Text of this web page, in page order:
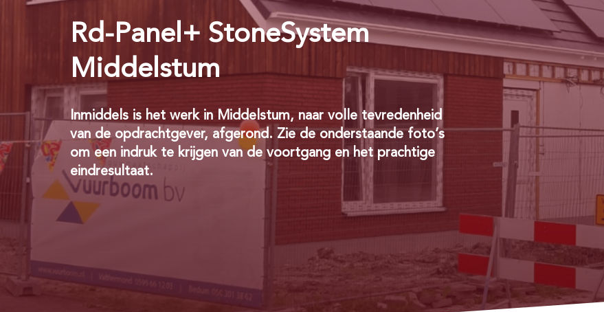
Rd-Panel+ StoneSystem
Middelstum
Inmiddels is het werk in Middelstum, naar volle tevredenheid
van de opdrachtgever, afgerond. Zie de onderstaande foto’s
om een indruk te krijgen van de voortgang en het prachtige
eindresultaat.